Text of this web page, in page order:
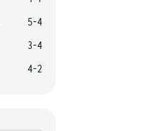
5-4
3-4
4-2